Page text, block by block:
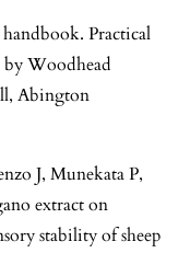
Practical
by Woodhead
Abington
J, Munekata P,
extract on
stability of sheep